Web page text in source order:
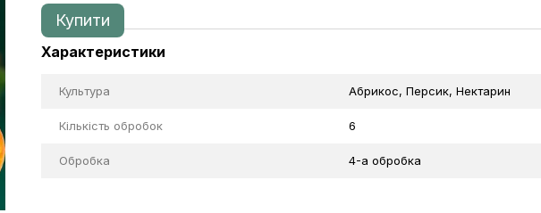
Купити
Характеристики
Культура Абрикос, Персик, Нектарин
Кількість обробок 6
Обробка 4-а обробка